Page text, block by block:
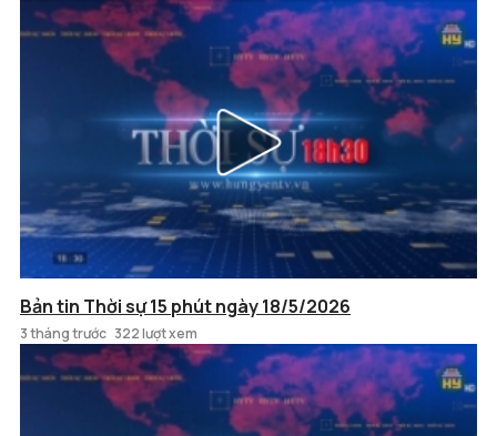
Bản tin Thời sự 15 phút ngày 18/5/2026
3 tháng trước 322 lượt xem